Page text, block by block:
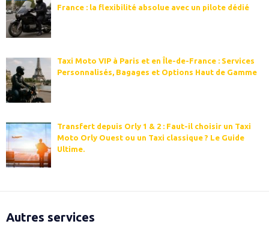
France : la flexibilité absolue avec un pilote dédié
Taxi Moto VIP à Paris et en Île-de-France : Services
Personnalisés, Bagages et Options Haut de Gamme
Transfert depuis Orly 1 & 2 : Faut-il choisir un Taxi
Moto Orly Ouest ou un Taxi classique ? Le Guide
Ultime.
Autres services